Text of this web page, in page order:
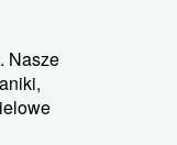
Nasze